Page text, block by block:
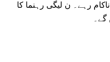
بنا سکیں لیکن ہم ناکام رہے۔ ن لیگی رہنما کا
گے۔